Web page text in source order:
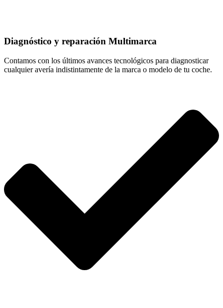
Diagnóstico y reparación Multimarca
Contamos con los últimos avances tecnológicos para diagnosticar
cualquier avería indistintamente de la marca o modelo de tu coche.